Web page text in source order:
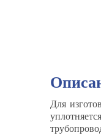
Для